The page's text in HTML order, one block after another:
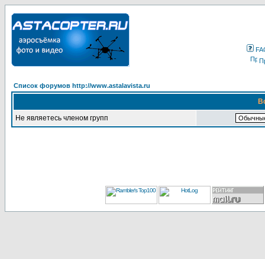
Список форумов http://www.astalavista.ru
Не являетесь членом групп